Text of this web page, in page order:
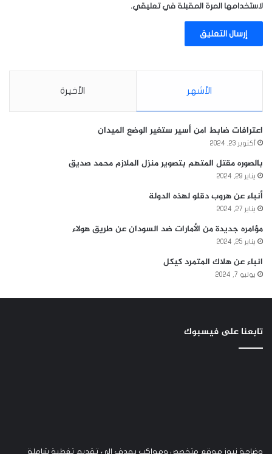
لاستخدامها المرة المقبلة في تعليقي.
الأشهر الأخيرة
اعترافات ضابط امن أسير ستغير الوضع الميدان
أكتوبر 23, 2024
بالصوره مقتل المتهم بتصوير منزل الملازم محمد صديق
يناير 29, 2024
أنباء عن هروب دقلو لهذه الدولة
يناير 27, 2024
مؤامره جديدة من الأمارات ضد السودان عن طريق هولاء
يناير 25, 2024
انباء عن هلاك المتمرد كيكل
يوليو 7, 2024
تابعنا على فيسبوك
وضاحة نيوز موقع متخصص ومواكب يهدف إلى تقديم تغطية شاملة